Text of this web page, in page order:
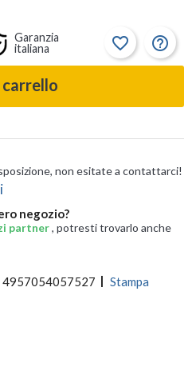
Garanzia
italiana
favorite_border help_outline
non esitate a contattarci!
negozio?
partner, potresti trovarlo anche
4957054057527 Stampa